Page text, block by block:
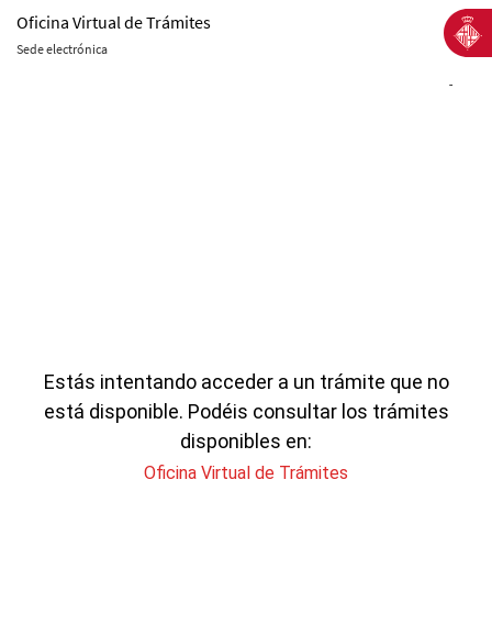
Oficina Virtual de Trámites
Sede electrónica
-
Estás intentando acceder a un trámite que no
está disponible. Podéis consultar los trámites
disponibles en:
Oficina Virtual de Trámites